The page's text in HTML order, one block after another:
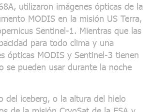
utilizaron imágenes ópticas de la
MODIS en la misión US Terra,
Sentinel-1. Mientras que las
para todo clima y una
ópticas MODIS y Sentinel-3 tienen
se pueden usar durante la noche
del iceberg, o la altura del hielo